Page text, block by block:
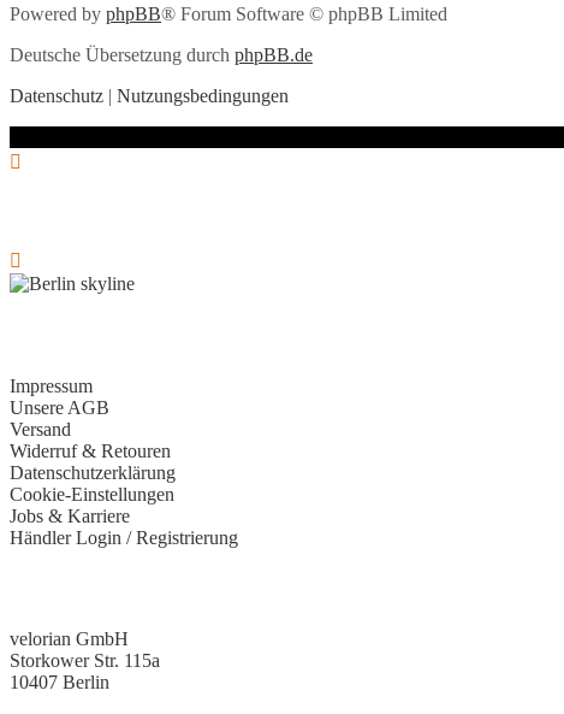
Powered by phpBB® Forum Software © phpBB Limited
Deutsche Übersetzung durch phpBB.de
Datenschutz | Nutzungsbedingungen
Impressum
Unsere AGB
Versand
Widerruf & Retouren
Datenschutzerklärung
Cookie-Einstellungen
Jobs & Karriere
Händler Login / Registrierung
velorian GmbH
Storkower Str. 115a
10407 Berlin